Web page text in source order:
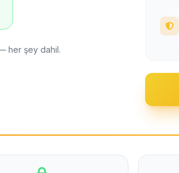
her şey dahil.